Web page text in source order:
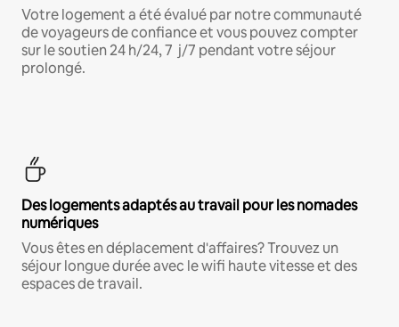
Votre logement a été évalué par notre communauté
de voyageurs de confiance et vous pouvez compter
sur le soutien 24 h/24, 7 j/7 pendant votre séjour
prolongé.
Des logements adaptés au travail pour les nomades
numériques
Vous êtes en déplacement d'affaires? Trouvez un
séjour longue durée avec le wifi haute vitesse et des
espaces de travail.